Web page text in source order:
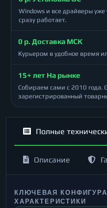
Windows и все драйверы
сразу работает.
0 р. Доставка МСК
Курьером в удобное время
15+ лет На рынке
Собираем сами с 2010 года.
зарегистрированный
Полные
Описание
КЛЮЧЕВАЯ
ХАРАКТЕРИСТИКИ